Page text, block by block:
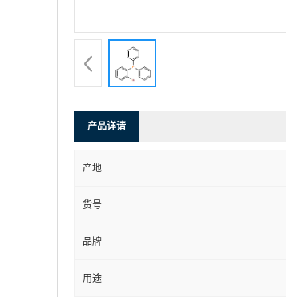
产品详请
产地
货号
品牌
用途